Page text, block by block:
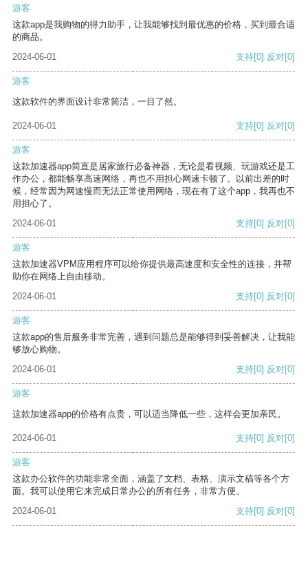
游客
这款app是我购物的得力助手，让我能够找到最优惠的价格，买到最合适
的商品。
2024-06-01
支持[0] 反对[0]
游客
这款软件的界面设计非常简洁，一目了然。
2024-06-01 支持[0] 反对[0]
游客
这款加速器app简直是居家旅行必备神器，无论是看视频、玩游戏还是工
作办公，都能畅享高速网络，再也不用担心网速卡顿了。以前出差的时
候，经常因为网速慢而无法正常使用网络，现在有了这个app，我再也不
用担心了。
2024-06-01
支持[0] 反对[0]
游客
这款加速器VPM应用程序可以给你提供最高速度和安全性的连接，并帮
助你在网络上自由移动。
2024-06-01
支持[0] 反对[0]
游客
这款app的售后服务非常完善，遇到问题总是能够得到妥善解决，让我能
够放心购物。
2024-06-01
支持[0] 反对[0]
游客
这款加速器app的价格有点贵，可以适当降低一些，这样会更加亲民。
2024-06-01 支持[0] 反对[0]
游客
这款办公软件的功能非常全面，涵盖了文档、表格、演示文稿等各个方
面。我可以使用它来完成日常办公的所有任务，非常方便。
2024-06-01
支持[0] 反对[0]